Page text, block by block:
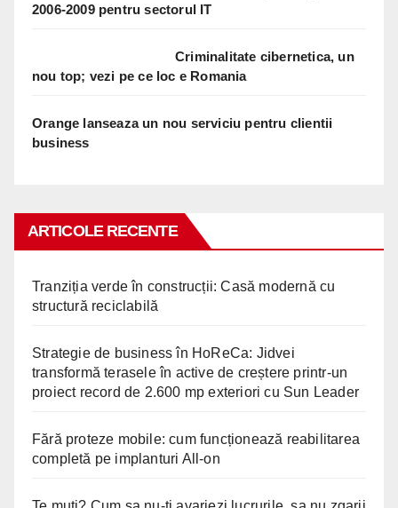
2006-2009 pentru sectorul IT
Criminalitate cibernetica, un
nou top; vezi pe ce loc e Romania
Orange lanseaza un nou serviciu pentru clientii
business
ARTICOLE RECENTE
Tranziția verde în construcții: Casă modernă cu
structură reciclabilă
Strategie de business în HoReCa: Jidvei
transformă terasele în active de creștere printr-un
proiect record de 2.600 mp exteriori cu Sun Leader
Fără proteze mobile: cum funcționează reabilitarea
completă pe implanturi All-on